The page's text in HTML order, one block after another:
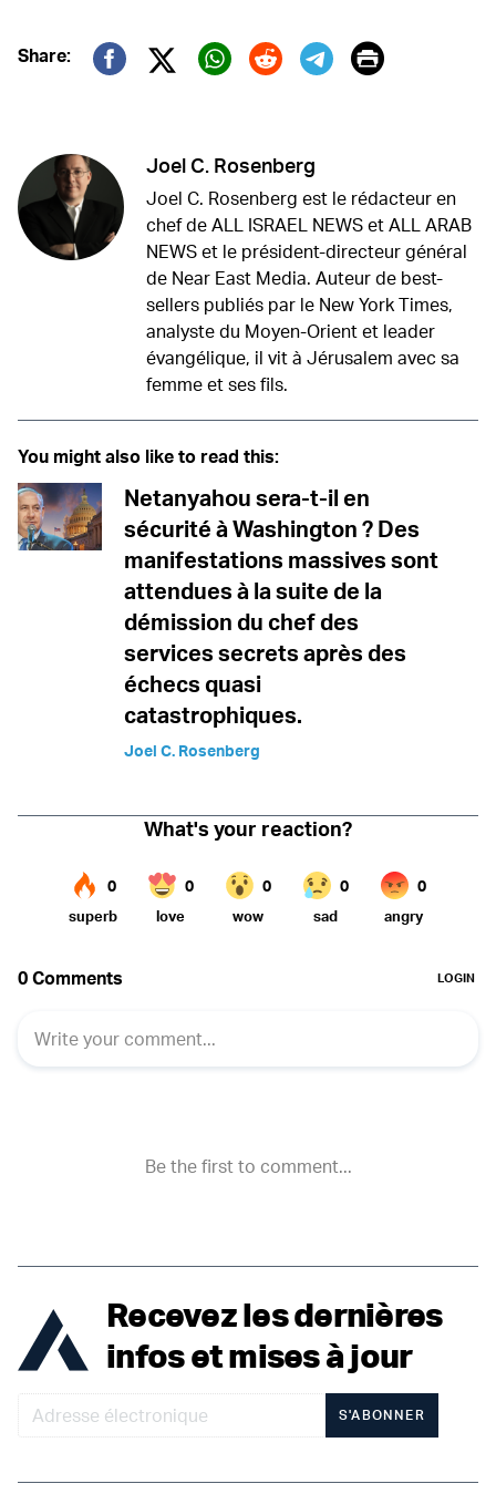
Share:
Twitter (X)
Print
Joel C. Rosenberg
Joel C. Rosenberg est le rédacteur en
chef de ALL ISRAEL NEWS et ALL ARAB
NEWS et le président-directeur général
de Near East Media. Auteur de best-
sellers publiés par le New York Times,
analyste du Moyen-Orient et leader
évangélique, il vit à Jérusalem avec sa
femme et ses fils.
You might also like to read this:
Netanyahou sera-t-il en
sécurité à Washington ? Des
manifestations massives sont
attendues à la suite de la
démission du chef des
services secrets après des
échecs quasi
catastrophiques.
Joel C. Rosenberg
Recevez les dernières
infos et mises à jour
S'ABONNER